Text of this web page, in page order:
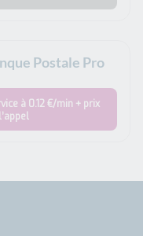
Postale Pro
à 0.12 €/min + prix